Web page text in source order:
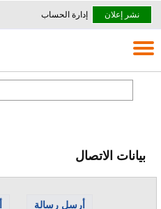
نشر إعلان إدارة الحساب
بيانات الاتصال
أرسل رسالة